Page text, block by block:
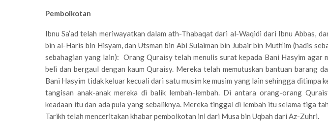
Pemboikotan
Ibnu Sa’ad telah meriwayatkan dalam ath-Thabaqat dari al-Waqidi dari Ibnu Abbas,
bin al-Haris bin Hisyam, dan Utsman bin Abi Sulaiman bin Jubair bin Muth’im (hadis
sebahagian yang lain): Orang Quraisy telah menulis surat kepada Bani Hasyim agar
beli dan bergaul dengan kaum Quraisy. Mereka telah memutuskan bantuan barang
Bani Hasyim tidak keluar kecuali dari satu musim ke musim yang lain sehingga ditimpa
tangisan anak-anak mereka di balik lembah-lembah. Di antara orang-orang
keadaan itu dan ada pula yang sebaliknya. Mereka tinggal di lembah itu selama tiga
Tarikh telah menceritakan khabar pemboikotan ini dari Musa bin Uqbah dari Az-Zuhri.